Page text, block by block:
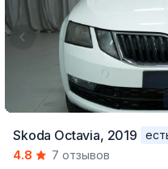
of
Skoda Octavia, 2019
4.8
7 отзывов